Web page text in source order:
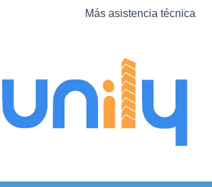
de Mostrar submenú de
Más asistencia técnica